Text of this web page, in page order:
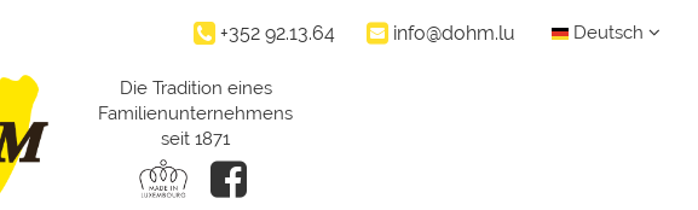
+352 92.13.64 info@dohm.lu Deutsch
Die Tradition eines
Familienunternehmens
seit 1871